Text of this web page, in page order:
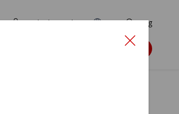
TryghedsPortalen EN Søg
Søg støtte